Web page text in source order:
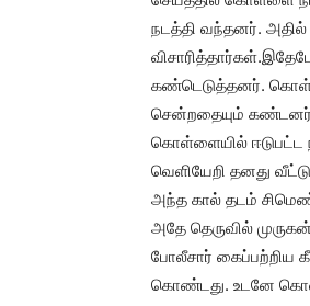
நடத்தி வந்தனர்.
கண்டெடுத்தனர்.
சென்றதையும் கண்டனர்.
கொள்ளையில் ஈடுபட்ட
வெளியேறி தனது
அந்த கால் தடம்
அதே தெருவில்
போலீசார் கைப்பற்றிய
கொண்டது. உடனே